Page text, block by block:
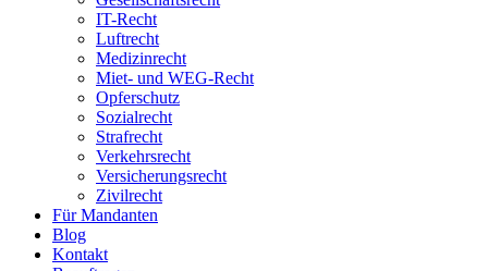
IT-Recht
Luftrecht
Medizinrecht
Miet- und WEG-Recht
Opferschutz
Sozialrecht
Strafrecht
Verkehrsrecht
Versicherungsrecht
Zivilrecht
Für Mandanten
Blog
Kontakt